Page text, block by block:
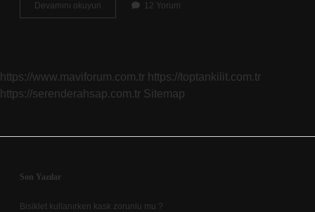
Devamını okuyun
Düşünen
12 Yorum
https://www.maviforum.com.tr https://toptankilit.com.tr
https://serenderahsap.com.tr Sitemap
Sidebar
Son Yazılar
Bisiklet kullanırken kask zorunlu mu ?